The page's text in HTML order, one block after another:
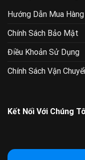
Hướng Dẫn Mua Hàng
Chính Sách Bảo Mật
Điều Khoản Sử Dụng
Chính Sách Vận
Kết Nối Với Chúng